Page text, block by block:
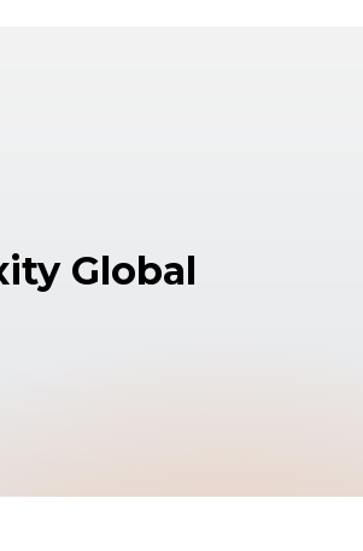
Global